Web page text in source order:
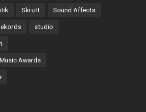
Skrutt Sound Affects
studio
Awards